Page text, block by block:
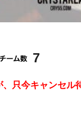
7
只今キャンセル